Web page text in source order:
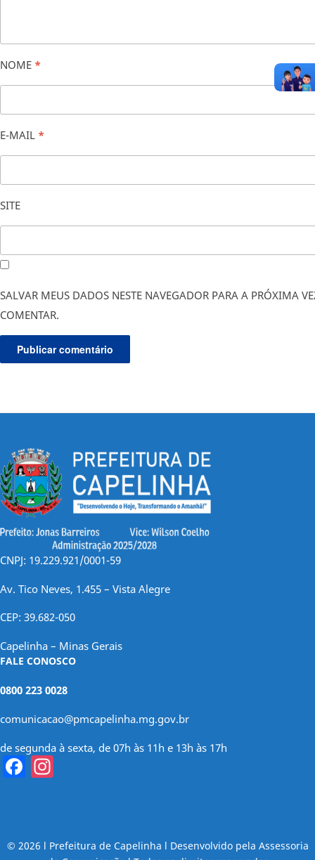
NOME *
E-MAIL *
SITE
SALVAR MEUS DADOS NESTE NAVEGADOR PARA A PRÓXIMA
COMENTAR.
CNPJ: 19.229.921/0001-59
Av. Tico Neves, 1.455 – Vista Alegre
CEP: 39.682-050
Capelinha – Minas Gerais
FALE CONOSCO
0800 223 0028
comunicacao@pmcapelinha.mg.gov.br
de segunda à sexta, de 07h às 11h e 13h às 17h
Facebook
© 2026 l Prefeitura de Capelinha l Desenvolvido pela Assessoria